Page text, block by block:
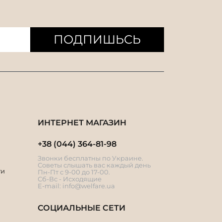
ПОДПИШЬСЬ
ИНТЕРНЕТ МАГАЗИН
+38 (044) 364-81-98
Звонки бесплатны по Украине.
Советы слышать вас каждый день
Пн-Пт с 9-00 до 17-00.
Сб-Вс - Исходящие
E-mail: info@welfare.ua
СОЦИАЛЬНЫЕ СЕТИ